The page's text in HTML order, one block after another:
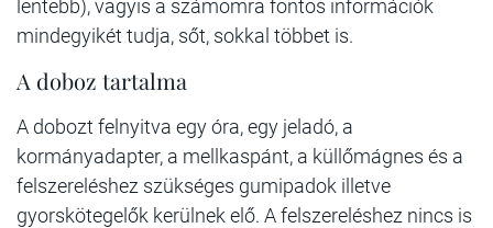
lentebb), vagyis a számomra fontos információk
mindegyikét tudja, sőt, sokkal többet is.
A doboz tartalma
A dobozt felnyitva egy óra, egy jeladó, a
kormányadapter, a mellkaspánt, a küllőmágnes és a
felszereléshez szükséges gumipadok illetve
gyorskötegelők kerülnek elő. A felszereléshez nincs is